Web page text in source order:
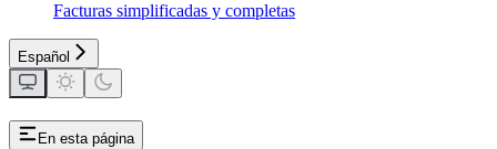
Facturas simplificadas y completas
Español
En esta página